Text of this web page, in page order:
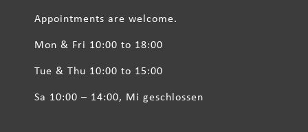
Appointments are welcome.
Mon & Fri 10:00 to 18:00
Tue & Thu 10:00 to 15:00
Sa 10:00 – 14:00, Mi geschlossen